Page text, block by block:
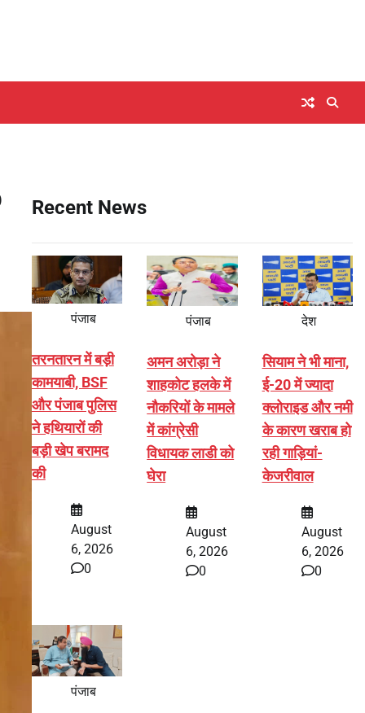
Recent News
पंजाब
तरनतारन में बड़ी
कामयाबी, BSF
और पंजाब पुलिस
ने हथियारों की
बड़ी खेप बरामद
की
August
6, 2026
0
पंजाब
अमन अरोड़ा ने
शाहकोट हलके में
नौकरियों के मामले
में कांग्रेसी
विधायक लाडी को
घेरा
August
6, 2026
0
देश
सियाम ने भी माना,
ई-20 में ज्यादा
क्लोराइड और नमी
के कारण खराब हो
रही गाड़ियां-
केजरीवाल
August
6, 2026
0
पंजाब